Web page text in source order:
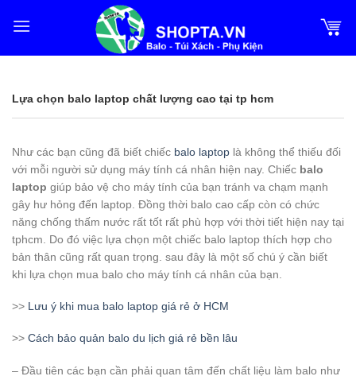
qua
Lựa chọn balo laptop chất lượng cao tại tp hcm
Như các bạn cũng đã biết chiếc balo laptop là không thể thiếu đối
với mỗi người sử dụng máy tính cá nhân hiện nay. Chiếc balo
laptop giúp bảo vệ cho máy tính của bạn tránh va chạm mạnh
gây hư hỏng đến laptop. Đồng thời balo cao cấp còn có chức
năng chống thấm nước rất tốt rất phù hợp với thời tiết hiện nay tại
tphcm. Do đó việc lựa chọn một chiếc balo laptop thích hợp cho
bản thân cũng rất quan trọng. sau đây là một số chú ý cần biết
khi lựa chọn mua balo cho máy tính cá nhân của bạn.
>> Lưu ý khi mua balo laptop giá rẻ ở HCM
>> Cách bảo quản balo du lịch giá rẻ bền lâu
– Đầu tiên các bạn cần phải quan tâm đến chất liệu làm balo như